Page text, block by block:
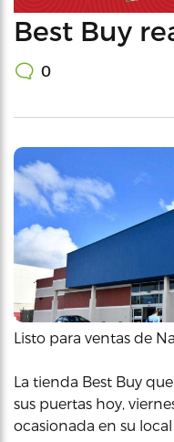
Best Buy
0
Listo para ventas de
La tienda Best Buy
sus puertas hoy,
ocasionada en su